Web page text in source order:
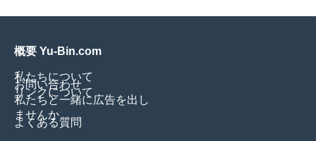
概要 Yu-Bin.com
私たちについて
お問い合わせ
リンクについて
私たちと一緒に広告を出し
ませんか
よくある質問